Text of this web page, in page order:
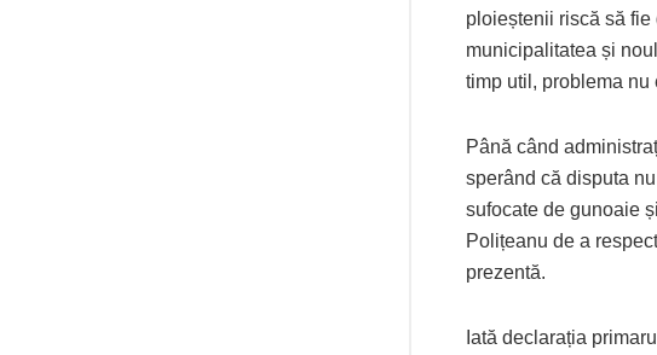
ploieștenii riscă să
municipalitatea și
timp util, problema
Până când
sperând că disputa
sufocate de gunoaie
Polițeanu de a
prezentă.
Iată declarația